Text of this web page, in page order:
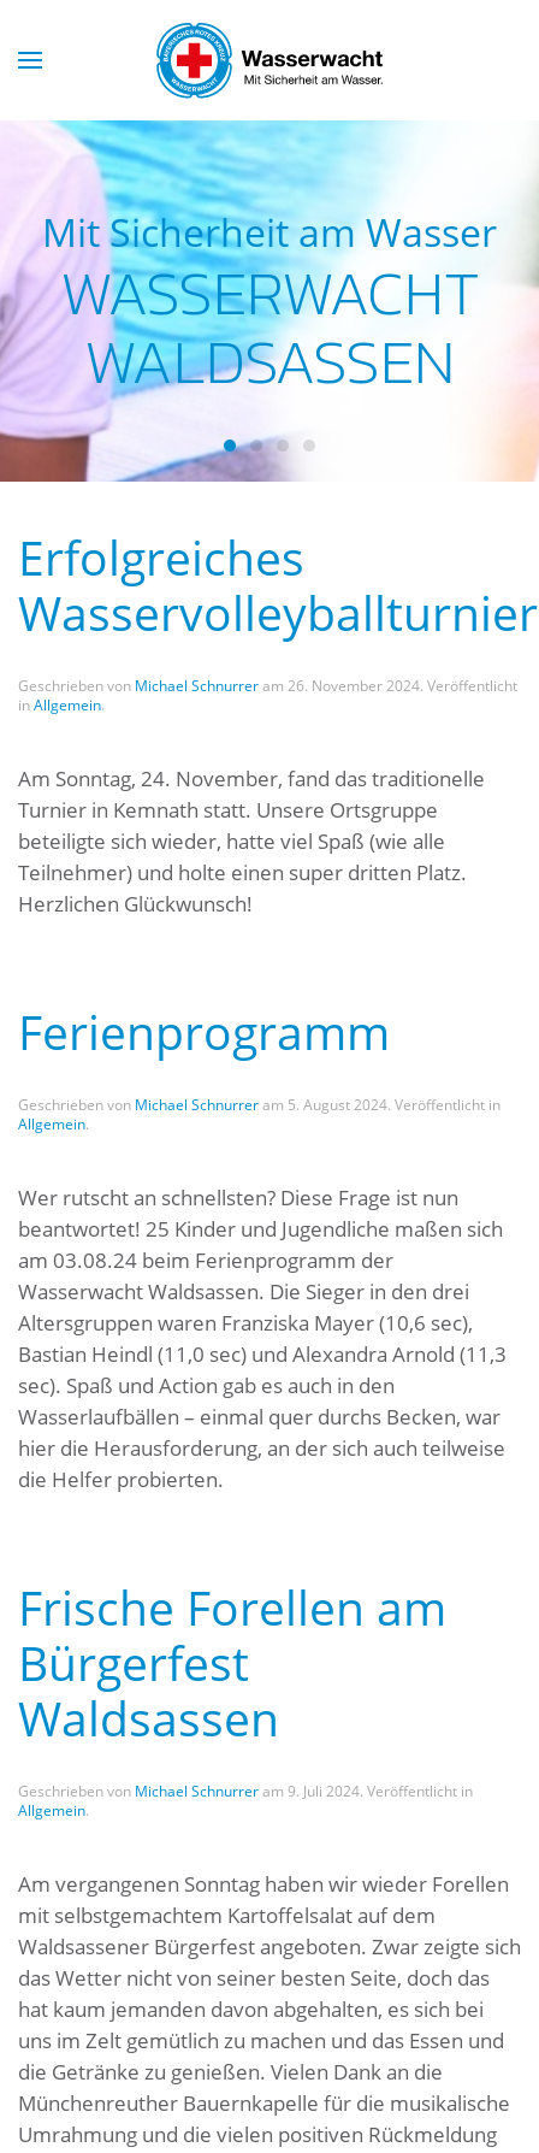
Skip to main content
am Wasser
Mit Sicherheit am
Wasserwacht Waldsassen
Wasserwacht Waldsassen
Wasserwacht Waldsassen
Erfolgreiches
Wasservolleyballturnier
Geschrieben von Michael Schnurreram 26. November 2024. Veröffentlicht
inAllgemein.
Am Sonntag, 24. November, fand das traditionelle
Turnier in Kemnath statt. Unsere Ortsgruppe
beteiligte sich wieder, hatte viel Spaß (wie alle
Teilnehmer) und holte einen super dritten Platz.
Herzlichen Glückwunsch!
Ferienprogramm
Geschrieben von Michael Schnurreram 5. August 2024. Veröffentlicht in
Allgemein.
Wer rutscht an schnellsten? Diese Frage ist nun
beantwortet! 25 Kinder und Jugendliche maßen sich
am 03.08.24 beim Ferienprogramm der
Wasserwacht Waldsassen. Die Sieger in den drei
Altersgruppen waren Franziska Mayer (10,6 sec),
Bastian Heindl (11,0 sec) und Alexandra Arnold (11,3
sec). Spaß und Action gab es auch in den
Wasserlaufbällen – einmal quer durchs Becken, war
hier die Herausforderung, an der sich auch teilweise
die Helfer probierten.
Frische Forellen am
Bürgerfest
Waldsassen
Geschrieben von Michael Schnurreram 9. Juli 2024. Veröffentlicht in
Allgemein.
Am vergangenen Sonntag haben wir wieder Forellen
mit selbstgemachtem Kartoffelsalat auf dem
Waldsassener Bürgerfest angeboten. Zwar zeigte sich
das Wetter nicht von seiner besten Seite, doch das
hat kaum jemanden davon abgehalten, es sich bei
uns im Zelt gemütlich zu machen und das Essen und
die Getränke zu genießen. Vielen Dank an die
Münchenreuther Bauernkapelle für die musikalische
Umrahmung und die vielen positiven Rückmeldung